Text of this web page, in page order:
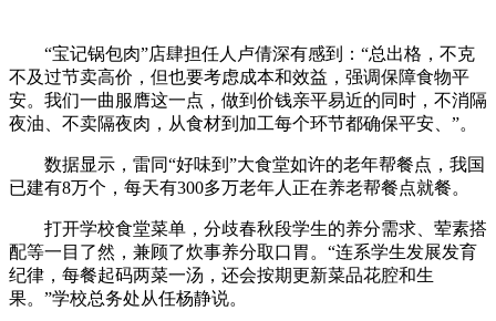
“宝记锅包肉”店肆担任人卢倩深有感到：“总出格，不克
不及过节卖高价，但也要考虑成本和效益，强调保障食物平
安。我们一曲服膺这一点，做到价钱亲平易近的同时，不消隔
夜油、不卖隔夜肉，从食材到加工每个环节都确保平安、”。
数据显示，雷同“好味到”大食堂如许的老年帮餐点，我国
已建有8万个，每天有300多万老年人正在养老帮餐点就餐。
打开学校食堂菜单，分歧春秋段学生的养分需求、荤素搭
配等一目了然，兼顾了炊事养分取口胃。“连系学生发展发育
纪律，每餐起码两菜一汤，还会按期更新菜品花腔和生
果。”学校总务处从任杨静说。